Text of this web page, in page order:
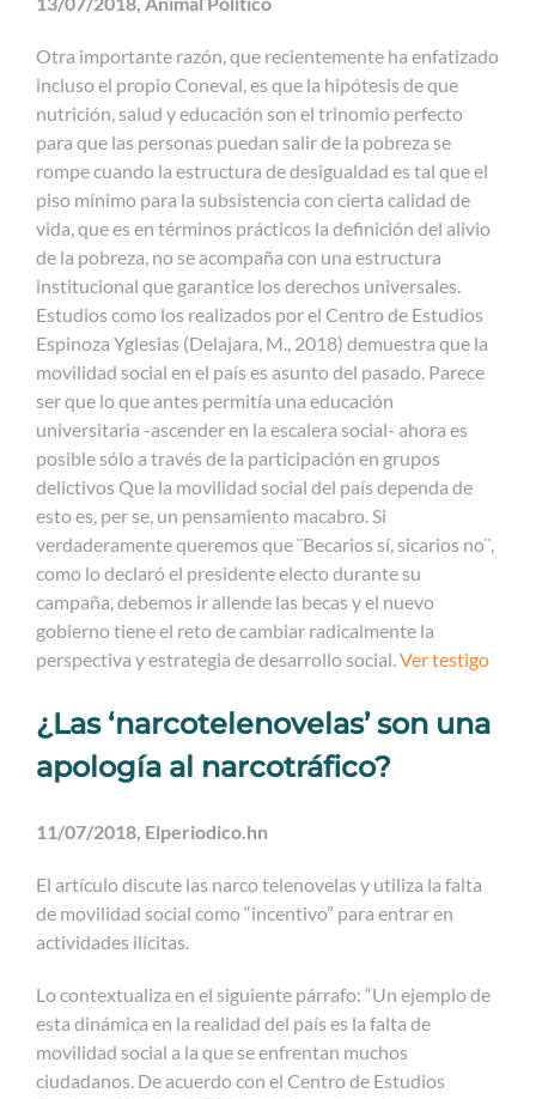
Otra importante razón, que recientemente ha enfatizado
incluso el propio Coneval, es que la hipótesis de que
nutrición, salud y educación son el trinomio perfecto
para que las personas puedan salir de la pobreza se
rompe cuando la estructura de desigualdad es tal que el
piso mínimo para la subsistencia con cierta calidad de
vida, que es en términos prácticos la definición del alivio
de la pobreza, no se acompaña con una estructura
institucional que garantice los derechos universales.
Estudios como los realizados por el Centro de Estudios
Espinoza Yglesias (Delajara, M., 2018) demuestra que la
movilidad social en el país es asunto del pasado. Parece
ser que lo que antes permitía una educación
universitaria -ascender en la escalera social- ahora es
posible sólo a través de la participación en grupos
delictivos Que la movilidad social del país dependa de
esto es, per se, un pensamiento macabro. Si
verdaderamente queremos que ¨Becarios sí, sicarios no¨,
como lo declaró el presidente electo durante su
campaña, debemos ir allende las becas y el nuevo
gobierno tiene el reto de cambiar radicalmente la
perspectiva y estrategia de desarrollo social.Ver testigo
¿Las ‘narcotelenovelas’ son una
apología al narcotráfico?
11/07/2018, Elperiodico.hn
El artículo discute las narco telenovelas y utiliza la falta
de movilidad social como “incentivo” para entrar en
actividades ilícitas.
Lo contextualiza en el siguiente párrafo: “Un ejemplo de
esta dinámica en la realidad del país es la falta de
movilidad social a la que se enfrentan muchos
ciudadanos. De acuerdo con el Centro de Estudios